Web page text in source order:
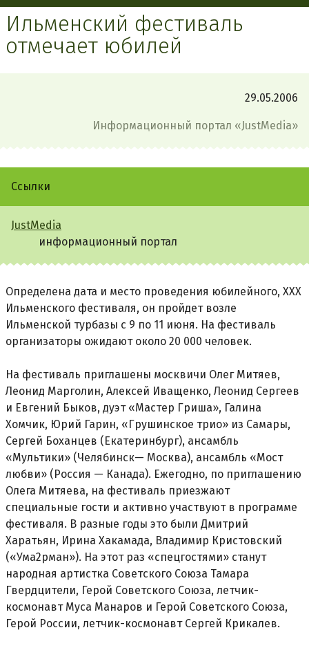
Ильменский фестиваль
отмечает юбилей
29.05.2006
Информационный портал «JustMedia»
Ссылки
JustMedia
информационный портал
Определена дата и место проведения юбилейного, ХХХ
Ильменского фестиваля, он пройдет возле
Ильменской турбазы с 9 по 11 июня. На фестиваль
организаторы ожидают около 20 000 человек.
На фестиваль приглашены москвичи Олег Митяев,
Леонид Марголин, Алексей Иващенко, Леонид Сергеев
и Евгений Быков, дуэт «Мастер Гриша», Галина
Хомчик, Юрий Гарин, «Грушинское трио» из Самары,
Сергей Боханцев (Екатеринбург), ансамбль
«Мультики» (Челябинск— Москва), ансамбль «Мост
любви» (Россия — Канада). Ежегодно, по приглашению
Олега Митяева, на фестиваль приезжают
специальные гости и активно участвуют в программе
фестиваля. В разные годы это были Дмитрий
Харатьян, Ирина Хакамада, Владимир Кристовский
(«Ума2рман»). На этот раз «спецгостями» станут
народная артистка Советского Союза Тамара
Гвердцители, Герой Советского Союза, летчик-
космонавт Муса Манаров и Герой Советского Союза,
Герой России, летчик-космонавт Сергей Крикалев.